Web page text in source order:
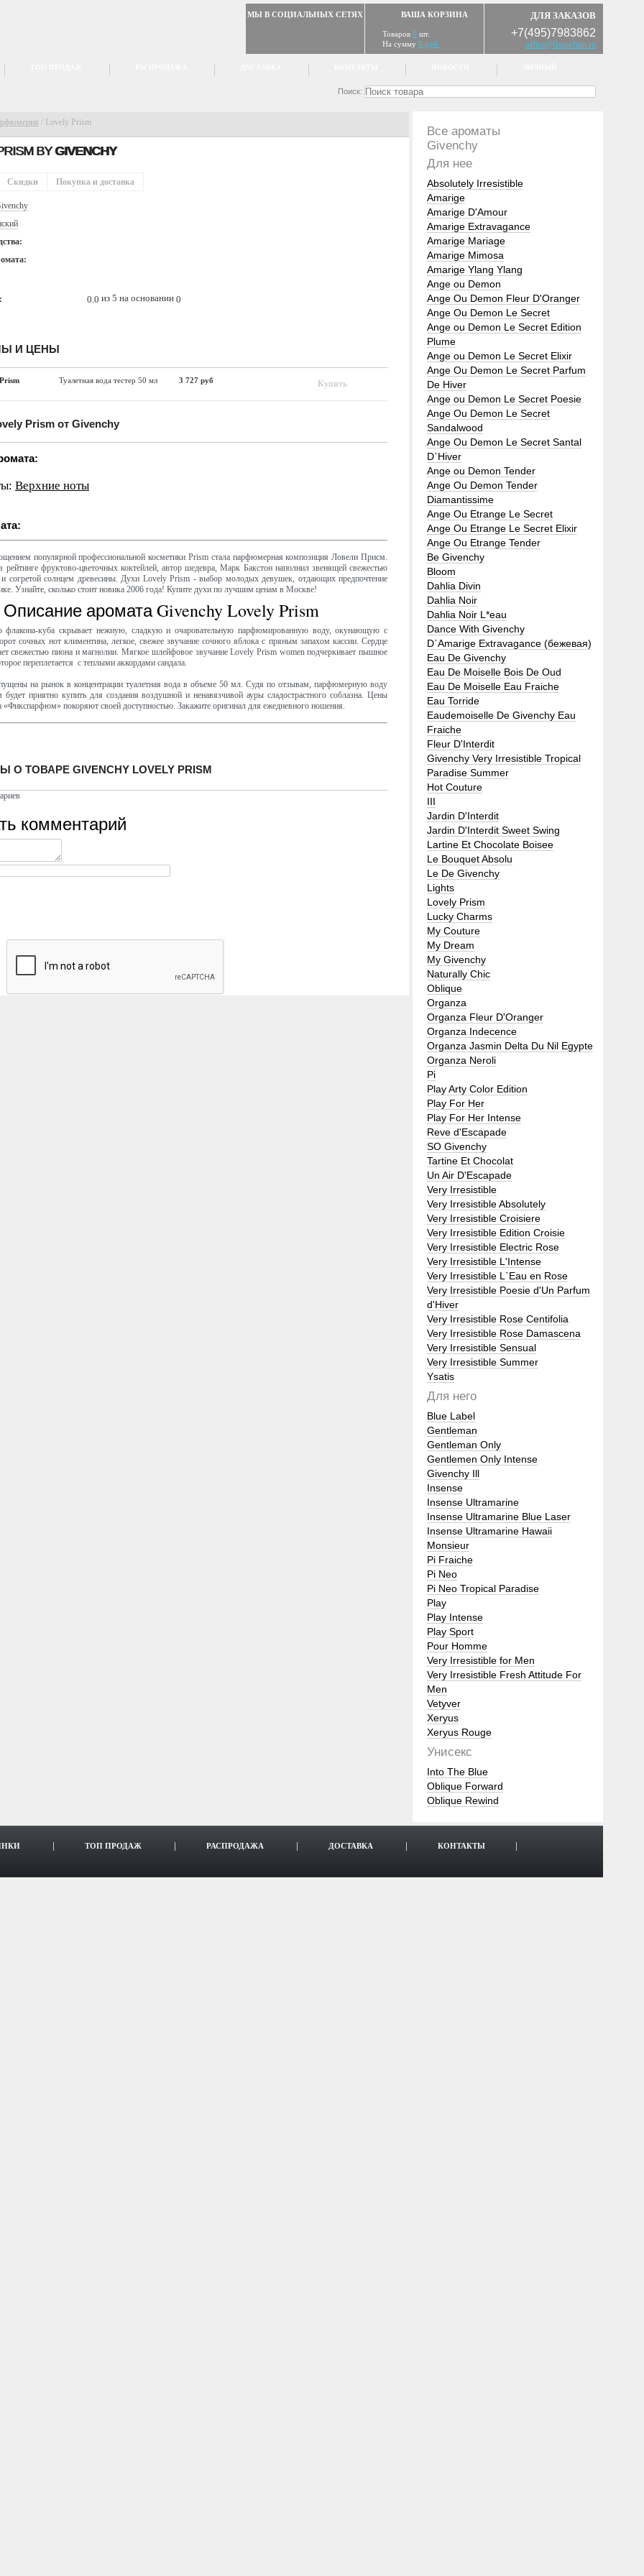
ДЛЯ ЗАКАЗОВ
+7(495)7983862
office@fixparfum.ru
ВАША КОРЗИНА
Товаров 0 шт.
На сумму 0 руб.
МЫ В СОЦИАЛЬНЫХ СЕТЯХ
Поиск:
/ Lovely Prism
BYGIVENCHY
0.0 из 5 на основании 0
Скидки Покупка и доставка
И ЦЕНЫ
Туалетная вода тестер 50 мл 3 727 руб
Prism от Givenchy
Верхние ноты
популярной профессиональной косметики Prism стала парфюмерная композиция Ловели Присм.
фруктово-цветочных коктейлей, автор шедевра, Марк Бакстон наполнил звенящей свежестью
согретой солнцем древесины. Духи Lovely Prism - выбор молодых девушек, отдающих предпочтение
Узнайте, сколько стоит новика 2006 года! Купите духи по лучшим ценам в Москве!
Описание аромата Givenchy Lovely Prism
флакона-куба скрывает нежную, сладкую и очаровательную парфюмированную воду, окунающую с
сочных нот климентина, легкое, свежее звучание сочного яблока с пряным запахом кассии. Сердце
свежестью пиона и магнолии. Мягкое шлейфовое звучание Lovely Prism women подчеркивает пышное
переплетается с теплыми аккордами сандала.
на рынок в концентрации туалетная вода в объеме 50 мл. Судя по отзывам, парфюмерную воду
приятно купить для создания воздушной и ненавязчивой ауры сладострастного соблазна. Цены
«Фикспарфюм» покоряют своей доступностью. Закажите оригинал для ежедневного ношения.
О ТОВАРЕ GIVENCHY LOVELY PRISM
комментарий
Все ароматы
Givenchy
Для нее
Absolutely Irresistible
Amarige
Amarige D'Amour
Amarige Extravagance
Amarige Mariage
Amarige Mimosa
Amarige Ylang Ylang
Ange ou Demon
Ange Ou Demon Fleur D'Oranger
Ange Ou Demon Le Secret
Ange ou Demon Le Secret Edition
Plume
Ange ou Demon Le Secret Elixir
Ange Ou Demon Le Secret Parfum
De Hiver
Ange ou Demon Le Secret Poesie
Ange Ou Demon Le Secret
Sandalwood
Ange Ou Demon Le Secret Santal
D`Hiver
Ange ou Demon Tender
Ange Ou Demon Tender
Diamantissime
Ange Ou Etrange Le Secret
Ange Ou Etrange Le Secret Elixir
Ange Ou Etrange Tender
Be Givenchy
Bloom
Dahlia Divin
Dahlia Noir
Dahlia Noir L*eau
Dance With Givenchy
D`Amarige Extravagance (бежевая)
Eau De Givenchy
Eau De Moiselle Bois De Oud
Eau De Moiselle Eau Fraiche
Eau Torride
Eaudemoiselle De Givenchy Eau
Fraiche
Fleur D'Interdit
Givenchy Very Irresistible Tropical
Paradise Summer
Hot Couture
III
Jardin D'Interdit
Jardin D'Interdit Sweet Swing
Lartine Et Chocolate Boisee
Le Bouquet Absolu
Le De Givenchy
Lights
Lovely Prism
Lucky Charms
My Couture
My Dream
My Givenchy
Naturally Chic
Oblique
Organza
Organza Fleur D'Oranger
Organza Indecence
Organza Jasmin Delta Du Nil Egypte
Organza Neroli
Pi
Play Arty Color Edition
Play For Her
Play For Her Intense
Reve d'Escapade
SO Givenchy
Tartine Et Chocolat
Un Air D'Escapade
Very Irresistible
Very Irresistible Absolutely
Very Irresistible Croisiere
Very Irresistible Edition Croisie
Very Irresistible Electric Rose
Very Irresistible L'Intense
Very Irresistible L`Eau en Rose
Very Irresistible Poesie d'Un Parfum
d'Hiver
Very Irresistible Rose Centifolia
Very Irresistible Rose Damascena
Very Irresistible Sensual
Very Irresistible Summer
Ysatis
Для него
Blue Label
Gentleman
Gentleman Only
Gentlemen Only Intense
Givenchy Ill
Insense
Insense Ultramarine
Insense Ultramarine Blue Laser
Insense Ultramarine Hawaii
Monsieur
Pi Fraiche
Pi Neo
Pi Neo Tropical Paradise
Play
Play Intense
Play Sport
Pour Homme
Very Irresistible for Men
Very Irresistible Fresh Attitude For
Men
Vetyver
Xeryus
Xeryus Rouge
Унисекс
Into The Blue
Oblique Forward
Oblique Rewind
ТОП ПРОДАЖ РАСПРОДАЖА ДОСТАВКА
КОНТАКТЫ